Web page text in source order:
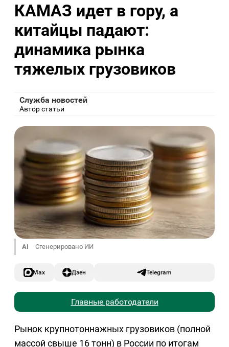
КАМАЗ идет в гору, а
китайцы падают:
динамика рынка
тяжелых грузовиков
Служба новостей
Автор статьи
AI Сгенерировано ИИ
Max Дзен Telegram
Главные работодатели
Рынок крупнотоннажных грузовиков (полной
массой свыше 16 тонн) в России по итогам